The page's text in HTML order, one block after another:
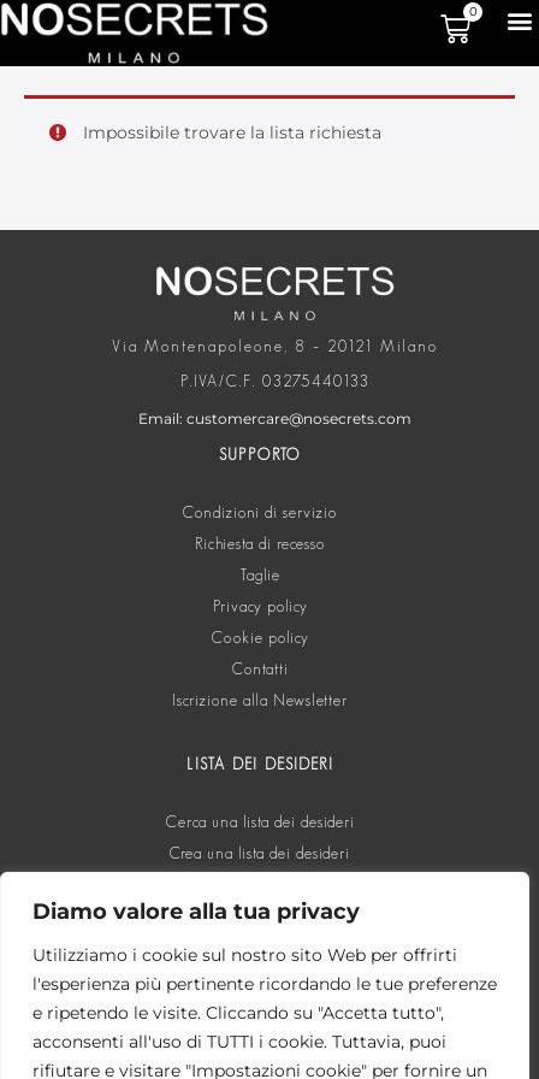
Diamo valore alla tua privacy
Utilizziamo i cookie sul nostro sito Web per offrirti
l'esperienza più pertinente ricordando le tue preferenze
e ripetendo le visite. Cliccando su "Accetta tutto",
acconsenti all'uso di TUTTI i cookie. Tuttavia, puoi
rifiutare e visitare "Impostazioni cookie" per fornire un
0
Impossibile trovare la lista richiesta
Via Montenapoleone, 8 – 20121 Milano
P.IVA/C.F. 03275440133
Email: customercare@nosecrets.com
SUPPORTO
Condizioni di servizio
Richiesta di recesso
Taglie
Privacy policy
Cookie policy
Contatti
Iscrizione alla Newsletter
LISTA DEI DESIDERI
Cerca una lista dei desideri
Crea una lista dei desideri
SOCIAL